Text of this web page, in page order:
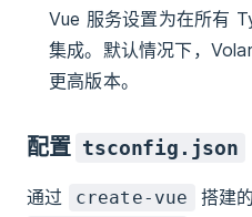
Vue 服务设置为在所有
集成。默认情况下，
更高版本。
配置 tsconfig.json
通过 create-vue 搭建